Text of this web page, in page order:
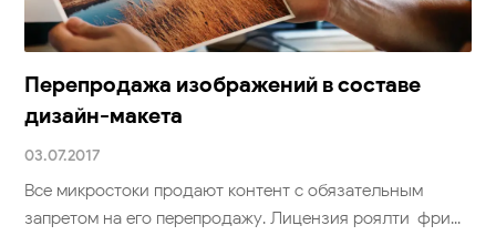
Перепродажа изображений в составе
дизайн-макета
03.07.2017
Все микростоки продают контент с обязательным
запретом на его перепродажу. Лицензия роялти-фри...